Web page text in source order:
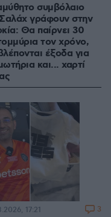
συμβόλαιο
γράφουν στην
Θα παίρνει 30
τον χρόνο,
έξοδα για
και... χαρτί
17:21 3